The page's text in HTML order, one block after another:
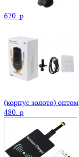
670. p
(корпус золото) оптом
480. p